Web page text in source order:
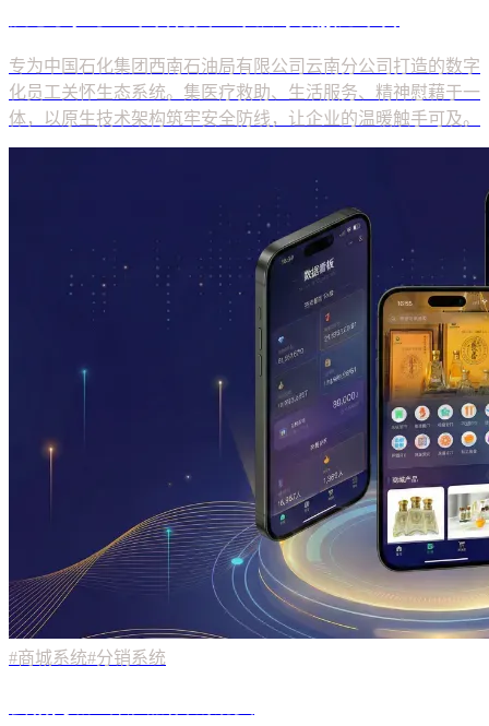
#商城系统#分销系统